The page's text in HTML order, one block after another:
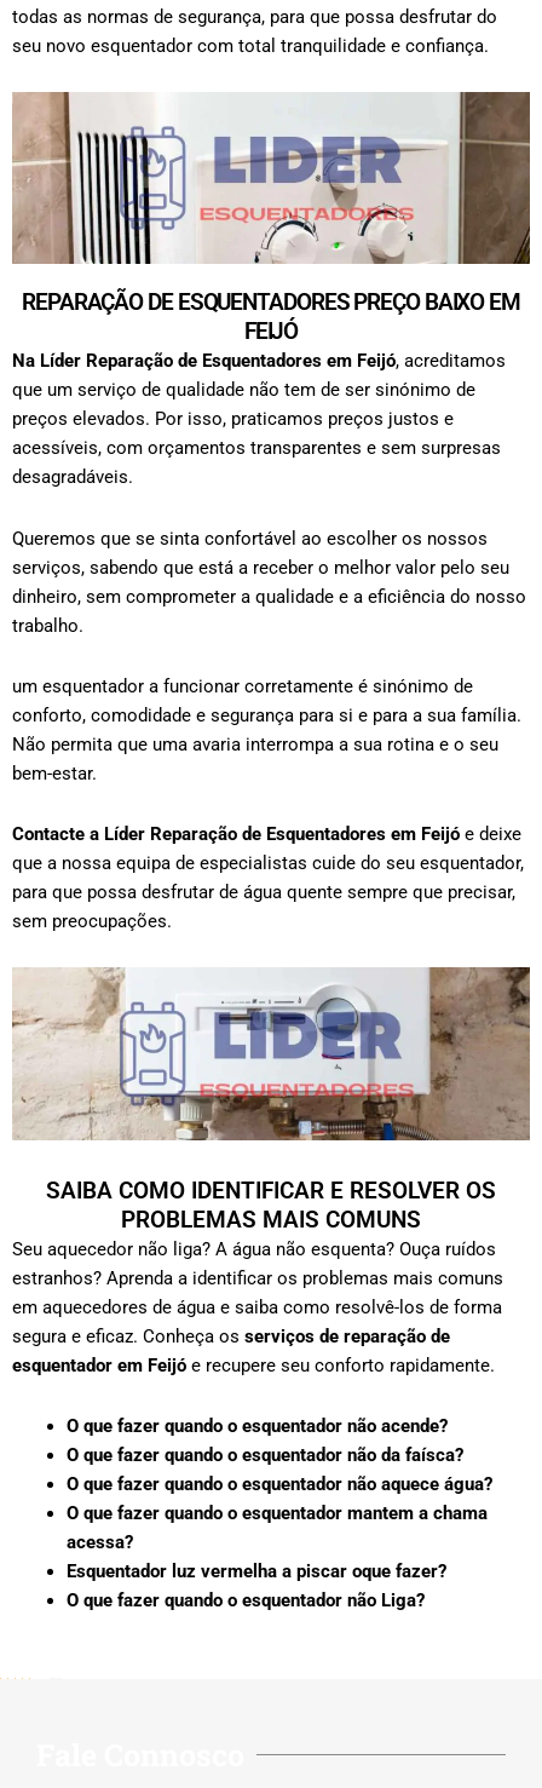
todas as normas de segurança, para que possa desfrutar do
seu novo esquentador com total tranquilidade e confiança.
REPARAÇÃO DE ESQUENTADORES PREÇO BAIXO EM
FEIJÓ
Na Líder Reparação de Esquentadores em Feijó, acreditamos
que um serviço de qualidade não tem de ser sinónimo de
preços elevados. Por isso, praticamos preços justos e
acessíveis, com orçamentos transparentes e sem surpresas
desagradáveis.
Queremos que se sinta confortável ao escolher os nossos
serviços, sabendo que está a receber o melhor valor pelo seu
dinheiro, sem comprometer a qualidade e a eficiência do nosso
trabalho.
um esquentador a funcionar corretamente é sinónimo de
conforto, comodidade e segurança para si e para a sua família.
Não permita que uma avaria interrompa a sua rotina e o seu
bem-estar.
Contacte a Líder Reparação de Esquentadores em Feijó e deixe
que a nossa equipa de especialistas cuide do seu esquentador,
para que possa desfrutar de água quente sempre que precisar,
sem preocupações.
SAIBA COMO IDENTIFICAR E RESOLVER OS
PROBLEMAS MAIS COMUNS
Seu aquecedor não liga? A água não esquenta? Ouça ruídos
estranhos? Aprenda a identificar os problemas mais comuns
em aquecedores de água e saiba como resolvê-los de forma
segura e eficaz. Conheça os serviços de reparação de
esquentador em Feijó e recupere seu conforto rapidamente.
O que fazer quando o esquentador não acende?
O que fazer quando o esquentador não da faísca?
O que fazer quando o esquentador não aquece água?
O que fazer quando o esquentador mantem a chama
acessa?
Esquentador luz vermelha a piscar oque fazer?
O que fazer quando o esquentador não Liga?